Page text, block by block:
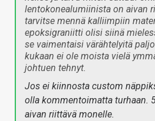
lentokonealumiinista on aivan
tarvitse mennä kalliimpiin
epoksigraniitti olisi siinä
se vaimentaisi värähtelyitä
kukaan ei ole moista vielä
johtuen tehnyt.
Jos ei kiinnosta custom
olla kommentoimatta turhaan.
aivan riittävä monelle.